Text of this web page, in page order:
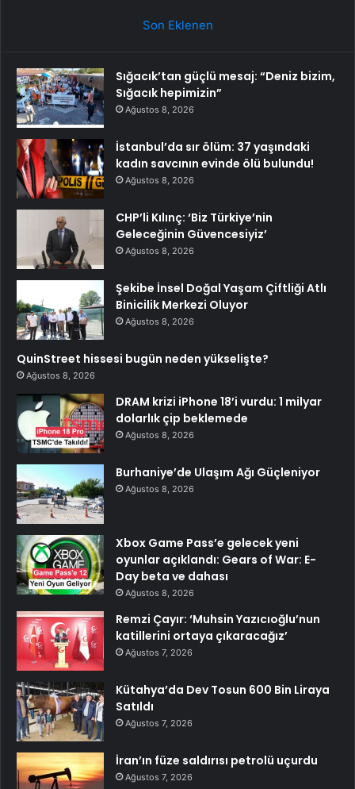
Son Eklenen
Sığacık’tan güçlü mesaj: “Deniz bizim,
Sığacık hepimizin”
Ağustos 8, 2026
İstanbul’da sır ölüm: 37 yaşındaki
kadın savcının evinde ölü bulundu!
Ağustos 8, 2026
CHP’li Kılınç: ‘Biz Türkiye’nin
Geleceğinin Güvencesiyiz’
Ağustos 8, 2026
Şekibe İnsel Doğal Yaşam Çiftliği Atlı
Binicilik Merkezi Oluyor
Ağustos 8, 2026
QuinStreet hissesi bugün neden yükselişte?
Ağustos 8, 2026
DRAM krizi iPhone 18’i vurdu: 1 milyar
dolarlık çip beklemede
Ağustos 8, 2026
Burhaniye’de Ulaşım Ağı Güçleniyor
Ağustos 8, 2026
Xbox Game Pass’e gelecek yeni
oyunlar açıklandı: Gears of War: E-
Day beta ve dahası
Ağustos 8, 2026
Remzi Çayır: ‘Muhsin Yazıcıoğlu’nun
katillerini ortaya çıkaracağız’
Ağustos 7, 2026
Kütahya’da Dev Tosun 600 Bin Liraya
Satıldı
Ağustos 7, 2026
İran’ın füze saldırısı petrolü uçurdu
Ağustos 7, 2026